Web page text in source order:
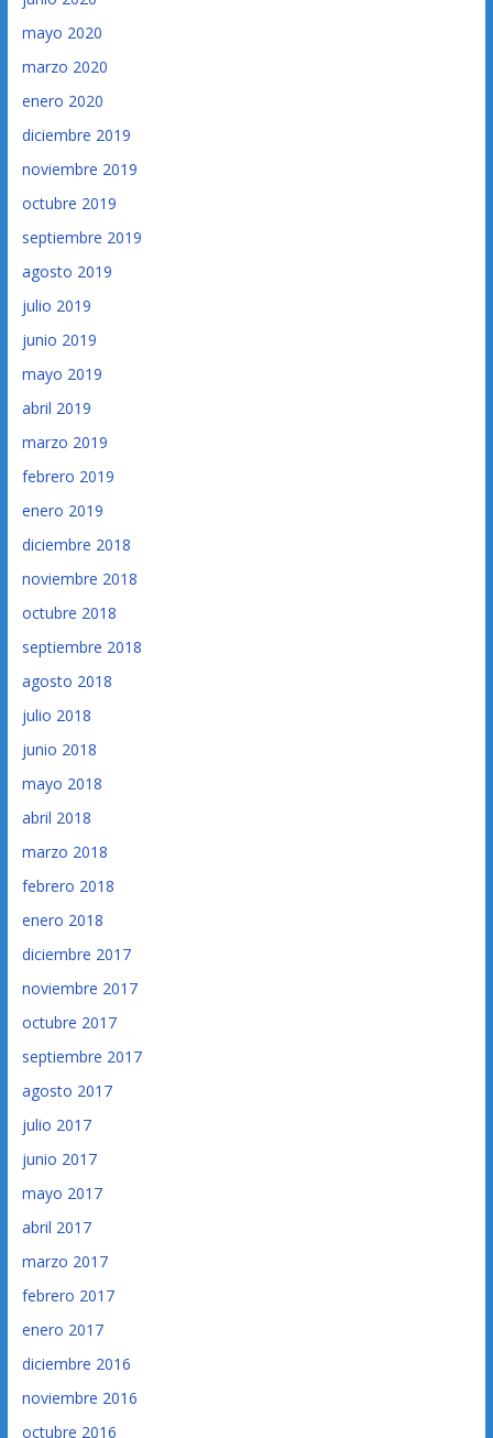
mayo 2020
marzo 2020
enero 2020
diciembre 2019
noviembre 2019
octubre 2019
septiembre 2019
agosto 2019
julio 2019
junio 2019
mayo 2019
abril 2019
marzo 2019
febrero 2019
enero 2019
diciembre 2018
noviembre 2018
octubre 2018
septiembre 2018
agosto 2018
julio 2018
junio 2018
mayo 2018
abril 2018
marzo 2018
febrero 2018
enero 2018
diciembre 2017
noviembre 2017
octubre 2017
septiembre 2017
agosto 2017
julio 2017
junio 2017
mayo 2017
abril 2017
marzo 2017
febrero 2017
enero 2017
diciembre 2016
noviembre 2016
octubre 2016